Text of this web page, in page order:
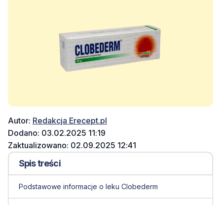
Autor: Redakcja Erecept.pl
Dodano: 03.02.2025 11:19
Zaktualizowano: 02.09.2025 12:41
Spis treści
Podstawowe informacje o leku Clobederm